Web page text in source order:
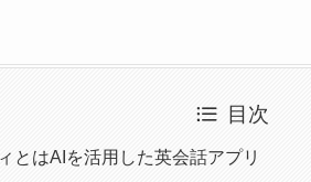
目次
とはAIを活用した英会話アプリ